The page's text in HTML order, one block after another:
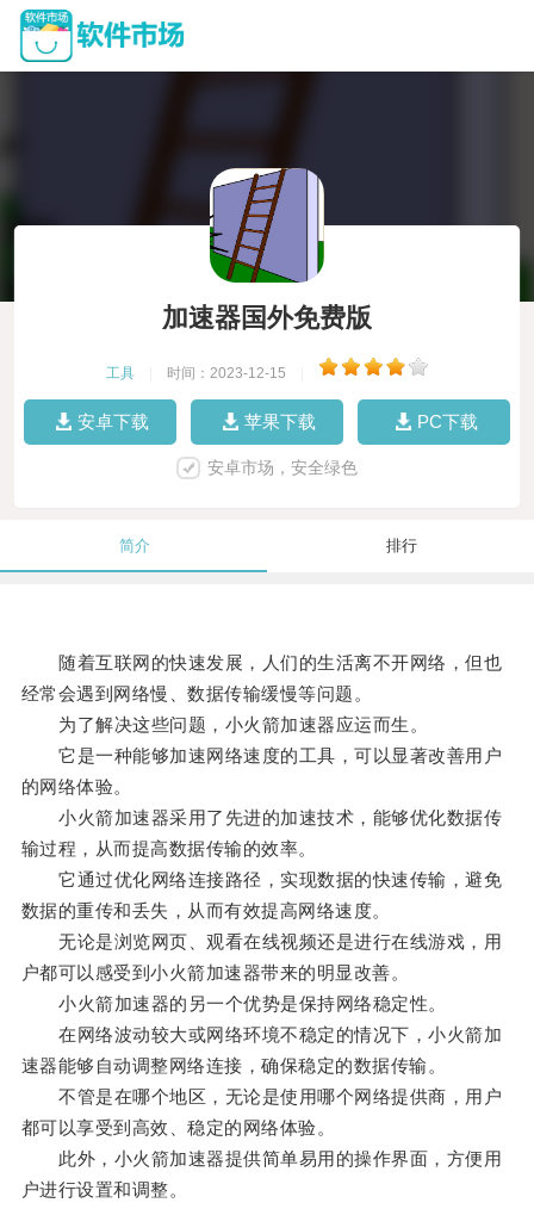
加速器国外免费版
工具 时间：2023-12-15
安卓下载 苹果下载 PC下载
安卓市场，安全绿色
简介 排行
随着互联网的快速发展，人们的生活离不开网络，但也
经常会遇到网络慢、数据传输缓慢等问题。
为了解决这些问题，小火箭加速器应运而生。
它是一种能够加速网络速度的工具，可以显著改善用户
的网络体验。
小火箭加速器采用了先进的加速技术，能够优化数据传
输过程，从而提高数据传输的效率。
它通过优化网络连接路径，实现数据的快速传输，避免
数据的重传和丢失，从而有效提高网络速度。
无论是浏览网页、观看在线视频还是进行在线游戏，用
户都可以感受到小火箭加速器带来的明显改善。
小火箭加速器的另一个优势是保持网络稳定性。
在网络波动较大或网络环境不稳定的情况下，小火箭加
速器能够自动调整网络连接，确保稳定的数据传输。
不管是在哪个地区，无论是使用哪个网络提供商，用户
都可以享受到高效、稳定的网络体验。
此外，小火箭加速器提供简单易用的操作界面，方便用
户进行设置和调整。